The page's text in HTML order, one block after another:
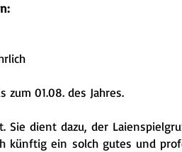
01.08. des Jahres.
dient dazu, der
ein solch gutes und